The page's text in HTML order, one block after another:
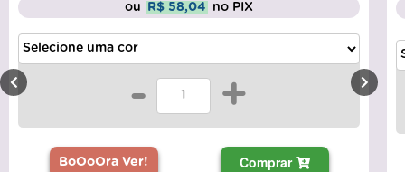
ou R$ 58,04 no PIX
- +
BoOoOra Ver! Comprar